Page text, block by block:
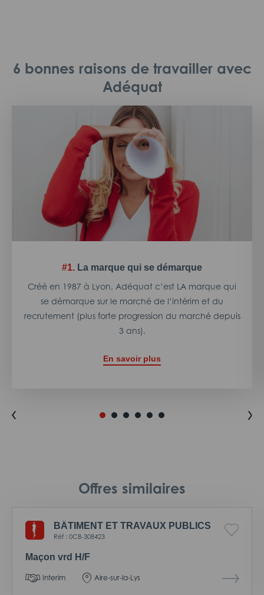
6 bonnes raisons de travailler avec
Adéquat
#1. La marque qui se démarque
Créé en 1987 à Lyon, Adéquat c’est LA marque qui
se démarque sur le marché de l’intérim et du
recrutement (plus forte progression du marché depuis
3 ans).
En savoir plus
Offres similaires
BÂTIMENT ET TRAVAUX PUBLICS
Réf : 0C8-308423
Maçon vrd H/F
Interim Aire-sur-la-Lys